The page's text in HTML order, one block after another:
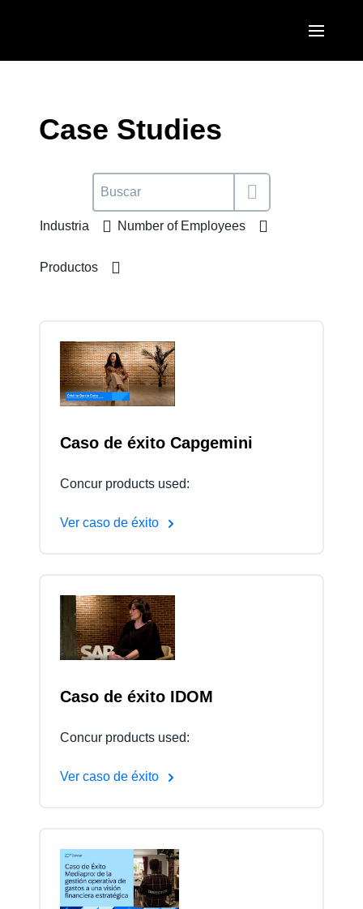
United States (English)
Canada (Français)
México (Español)
EUROPE
France (Français)
Deutschland (Deutsch)
Denmark (English)
Finland (English)
ASIA PACIFIC
Australia (English)
Case Studies
Industria Number of Employees
Productos
Caso de éxito Capgemini
Concur products used:
Ver caso de éxito
Caso de éxito IDOM
Concur products used:
Ver caso de éxito